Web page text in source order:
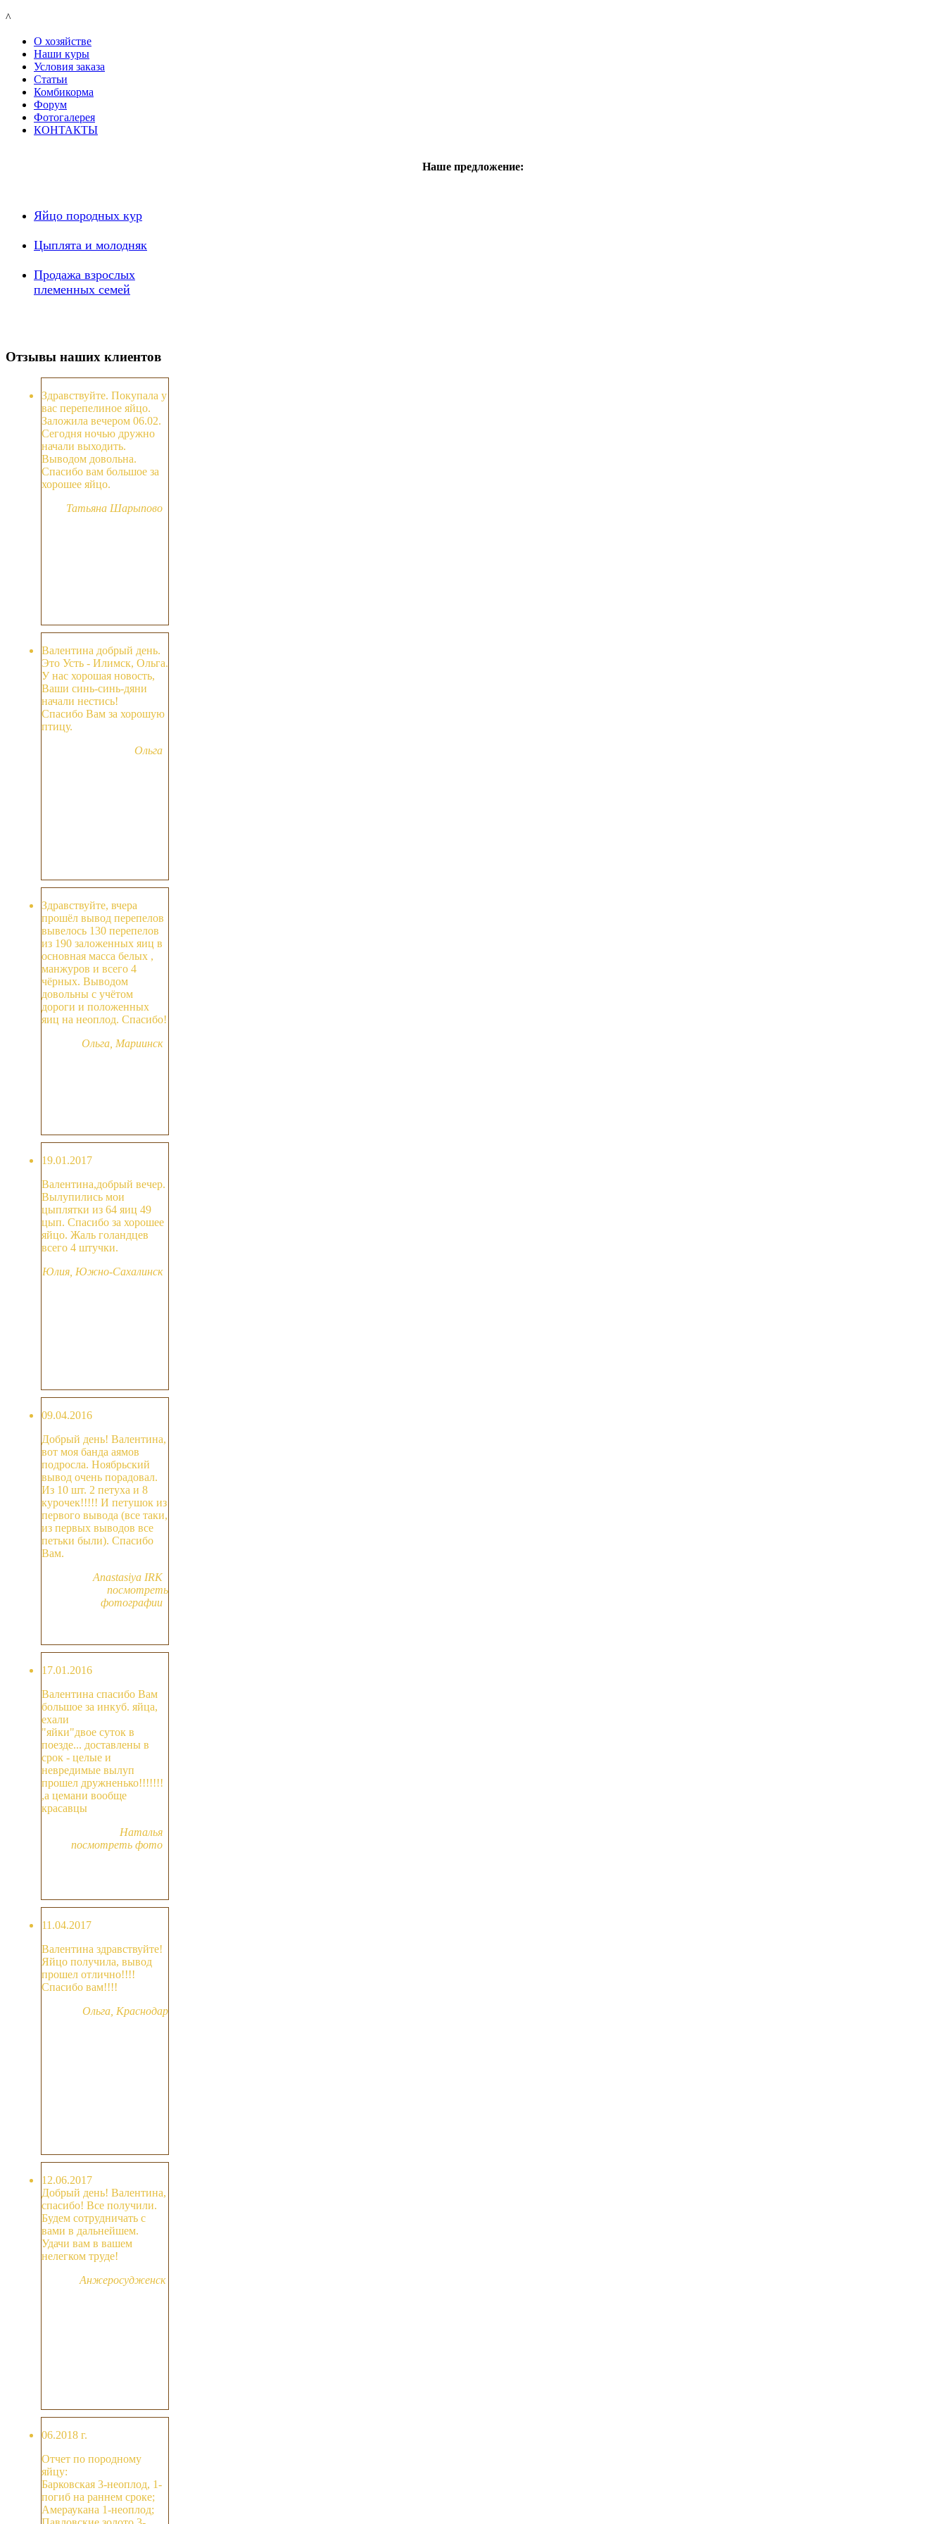
^
О хозяйстве
Наши куры
Условия заказа
Статьи
Комбикорма
Форум
Фотогалерея
КОНТАКТЫ
Наше предложение:
Яйцо породных кур
Цыплята и молодняк
Продажа взрослых
племенных семей
Отзывы наших клиентов
Здравствуйте. Покупала у
вас перепелиное яйцо.
Заложила вечером 06.02.
Сегодня ночью дружно
начали выходить.
Выводом довольна.
Спасибо вам большое за
хорошее яйцо.
Татьяна Шарыпово
Валентина добрый день.
Это Усть - Илимск, Ольга.
У нас хорошая новость,
Ваши синь-синь-дяни
начали нестись!
Спасибо Вам за хорошую
птицу.
Ольга
Здравствуйте, вчера
прошёл вывод перепелов
вывелось 130 перепелов
из 190 заложенных яиц в
основная масса белых ,
манжуров и всего 4
чёрных. Выводом
довольны с учётом
дороги и положенных
яиц на неоплод. Спасибо!
Ольга, Мариинск
19.01.2017
Валентина,добрый вечер.
Вылупились мои
цыплятки из 64 яиц 49
цып. Спасибо за хорошее
яйцо. Жаль голандцев
всего 4 штучки.
Юлия, Южно-Сахалинск
09.04.2016
Добрый день! Валентина,
вот моя банда аямов
подросла. Ноябрьский
вывод очень порадовал.
Из 10 шт. 2 петуха и 8
курочек!!!!! И петушок из
первого вывода (все таки,
из первых выводов все
петьки были). Спасибо
Вам.
Anastasiya IRK
посмотреть
фотографии
17.01.2016
Валентина спасибо Вам
большое за инкуб. яйца,
ехали
"яйки"двое суток в
поезде... доставлены в
срок - целые и
невредимые вылуп
прошел дружненько!!!!!!!
,а цемани вообще
красавцы
Наталья
посмотреть фото
11.04.2017
Валентина здравствуйте!
Яйцо получила, вывод
прошел отлично!!!!
Спасибо вам!!!!
Ольга, Краснодар
12.06.2017
Добрый день! Валентина,
спасибо! Все получили.
Будем сотрудничать с
вами в дальнейшем.
Удачи вам в вашем
нелегком труде!
Анжеросудженск
06.2018 г.
Отчет по породному
яйцу:
Барковская 3-неоплод, 1-
погиб на раннем сроке;
Амераукана 1-неоплод;